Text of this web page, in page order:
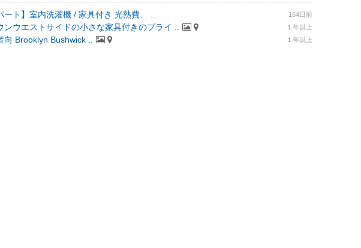
ート】室内洗濯機 / 家具付き 光熱費、 .. 164日前
ンウエストサイドの小さな家具付きのプライ .. １年以上
向 Brooklyn Bushwick .. １年以上